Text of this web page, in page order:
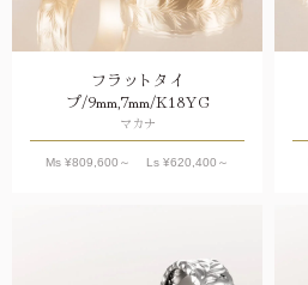
フラットタイ
プ/9mm,7mm/K18YG
マカナ
Ms ¥809,600 ～ Ls ¥620,400 ～